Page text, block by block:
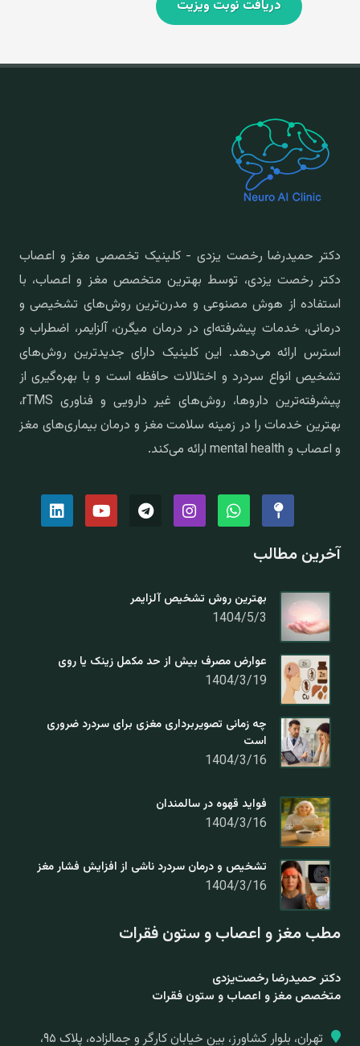
دریافت نوبت ویزیت
دکتر حمیدرضا رخصت یزدی - کلینیک تخصصی مغز و اعصاب
دکتر رخصت یزدی، توسط بهترین متخصص مغز و اعصاب، با
استفاده از هوش مصنوعی و مدرن‌ترین روش‌های تشخیصی و
درمانی، خدمات پیشرفته‌ای در درمان میگرن، آلزایمر، اضطراب و
استرس ارائه می‌دهد. این کلینیک دارای جدیدترین روش‌های
تشخیص انواع سردرد و اختلالات حافظه است و با بهره‌گیری از
پیشرفته‌ترین داروها، روش‌های غیر دارویی و فناوری rTMS،
بهترین خدمات را در زمینه سلامت مغز و درمان بیماری‌های مغز
و اعصاب و mental health ارائه می‌کند.
آخرین مطالب
بهترین روش تشخیص آلزایمر
1404/5/3
عوارض مصرف بیش از حد مکمل زینک یا روی
1404/3/19
چه زمانی تصویربرداری مغزی برای سردرد ضروری
است
1404/3/16
فواید قهوه در سالمندان
1404/3/16
تشخیص و درمان سردرد ناشی از افزایش فشار مغز
1404/3/16
مطب مغز و اعصاب و ستون فقرات
دکتر حمیدرضا رخصت‌یزدی
متخصص مغز و اعصاب و ستون فقرات
تهران، بلوار کشاورز، بین خیابان کارگر و جمالزاده، پلاک ۹۵،